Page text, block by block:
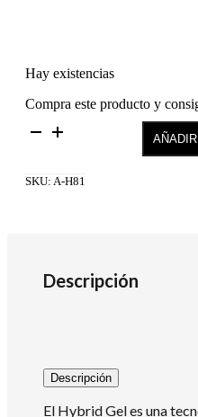
Hay existencias
Compra este producto y
Hybrid
Color
SKU: A-H81
Descripción
Descripción
El Hybrid Gel es una